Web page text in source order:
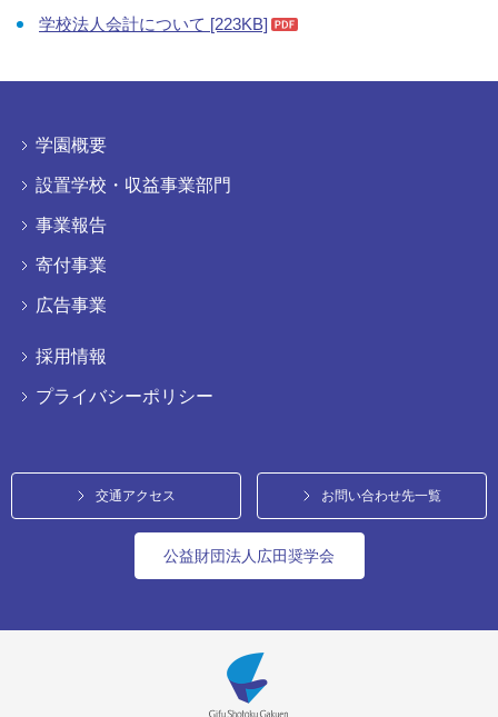
学校法人会計について [223KB]
学園概要
設置学校・収益事業部門
事業報告
寄付事業
広告事業
採用情報
プライバシーポリシー
交通アクセス お問い合わせ先一覧
公益財団法人広田奨学会